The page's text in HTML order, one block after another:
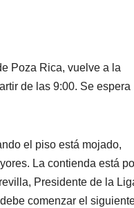
Poza Rica, vuelve a la
de las 9:00. Se espera
el piso está mojado,
La contienda está
Presidente de la
comenzar el